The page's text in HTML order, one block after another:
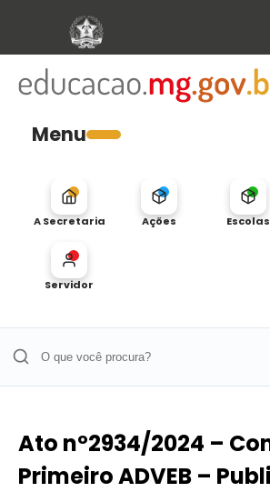
Menu
A Secretaria Ações Escolas
Servidor
Ato nº2934/2024 –
Primeiro ADVEB –